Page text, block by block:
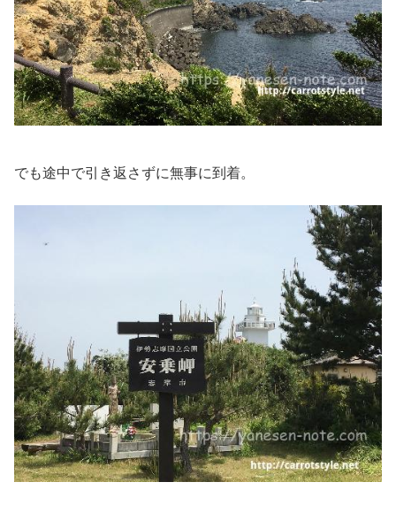
でも途中で引き返さずに無事に到着。